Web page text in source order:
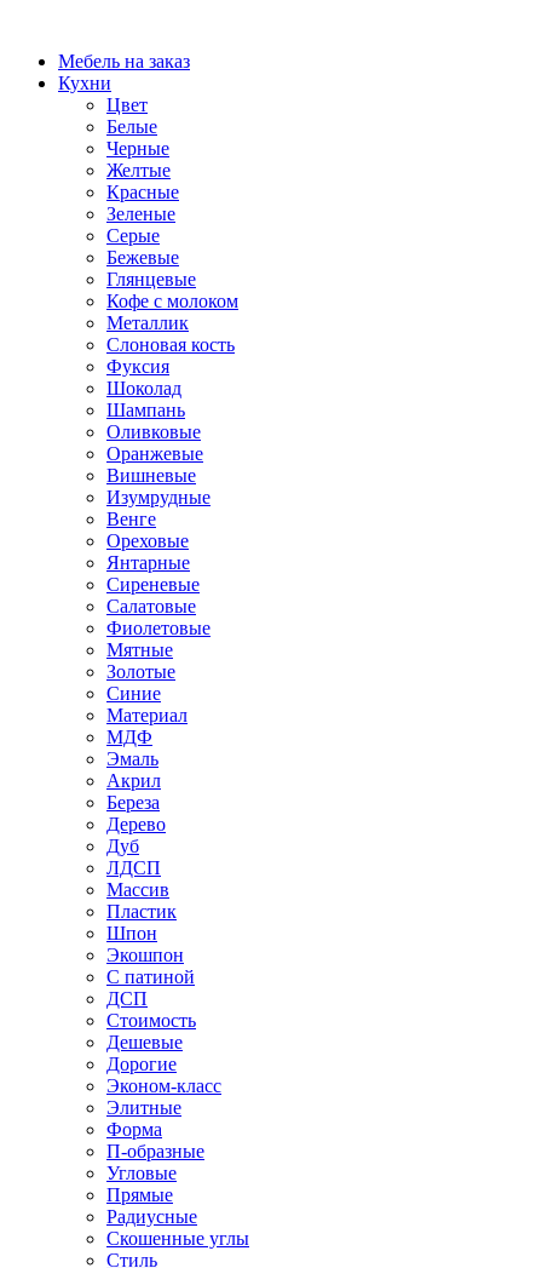
Мебель на заказ
Кухни
Цвет
Белые
Черные
Желтые
Красные
Зеленые
Серые
Бежевые
Глянцевые
Кофе с молоком
Металлик
Слоновая кость
Фуксия
Шоколад
Шампань
Оливковые
Оранжевые
Вишневые
Изумрудные
Венге
Ореховые
Янтарные
Сиреневые
Салатовые
Фиолетовые
Мятные
Золотые
Синие
Материал
МДФ
Эмаль
Акрил
Береза
Дерево
Дуб
ЛДСП
Массив
Пластик
Шпон
Экошпон
С патиной
ДСП
Стоимость
Дешевые
Дорогие
Эконом-класс
Элитные
Форма
П-образные
Угловые
Прямые
Радиусные
Скошенные углы
Стиль